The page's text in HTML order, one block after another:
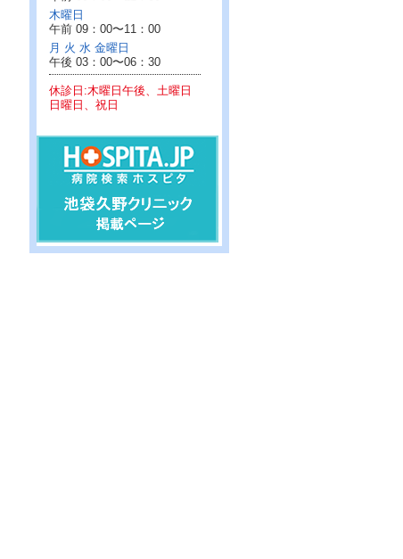
木曜日
午前 09：00〜11：00
月 火 水 金曜日
午後 03：00〜06：30
休診日:木曜日午後、土曜日
日曜日、祝日